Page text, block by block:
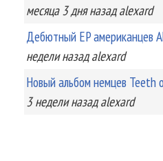
месяца 3 дняназад alexard
Дебютный EP американцев
неделиназад alexard
Новый альбом немцев Teeth
3 неделиназад alexard